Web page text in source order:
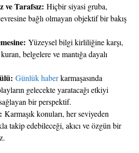
ve Tarafsız: Hiçbir siyasi gruba,
bağlı olmayan objektif bir bakış
Yüzeysel bilgi kirliliğine karşı,
belgelere ve mantığa dayalı
Günlük haberkarmaşasında
gelecekte yaratacağı etkiyi
bir perspektif.
Karmaşık konuları, her seviyeden
takip edebileceği, akıcı ve özgün bir